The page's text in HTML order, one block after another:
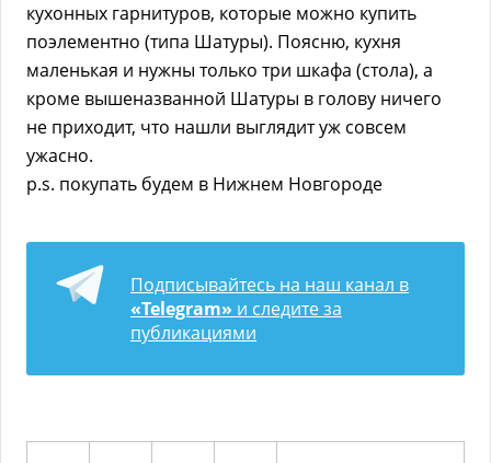
кухонных гарнитуров, которые можно купить
поэлементно (типа Шатуры). Поясню, кухня
маленькая и нужны только три шкафа (стола), а
кроме вышеназванной Шатуры в голову ничего
не приходит, что нашли выглядит уж совсем
ужасно.
p.s. покупать будем в Нижнем Новгороде
Подписывайтесь на наш канал в
«Telegram» и следите за
публикациями